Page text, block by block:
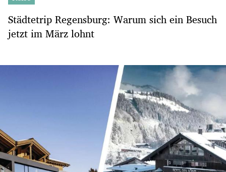
Städtetrip Regensburg: Warum sich ein Besuch
jetzt im März lohnt